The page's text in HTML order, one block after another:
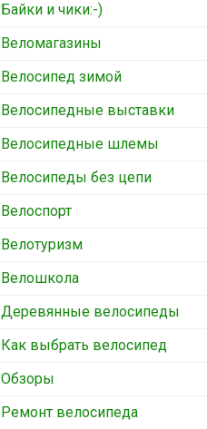
Байки и чики:-)
Веломагазины
Велосипед зимой
Велосипедные выставки
Велосипедные шлемы
Велосипеды без цепи
Велоспорт
Велотуризм
Велошкола
Деревянные велосипеды
Как выбрать велосипед
Обзоры
Ремонт велосипеда